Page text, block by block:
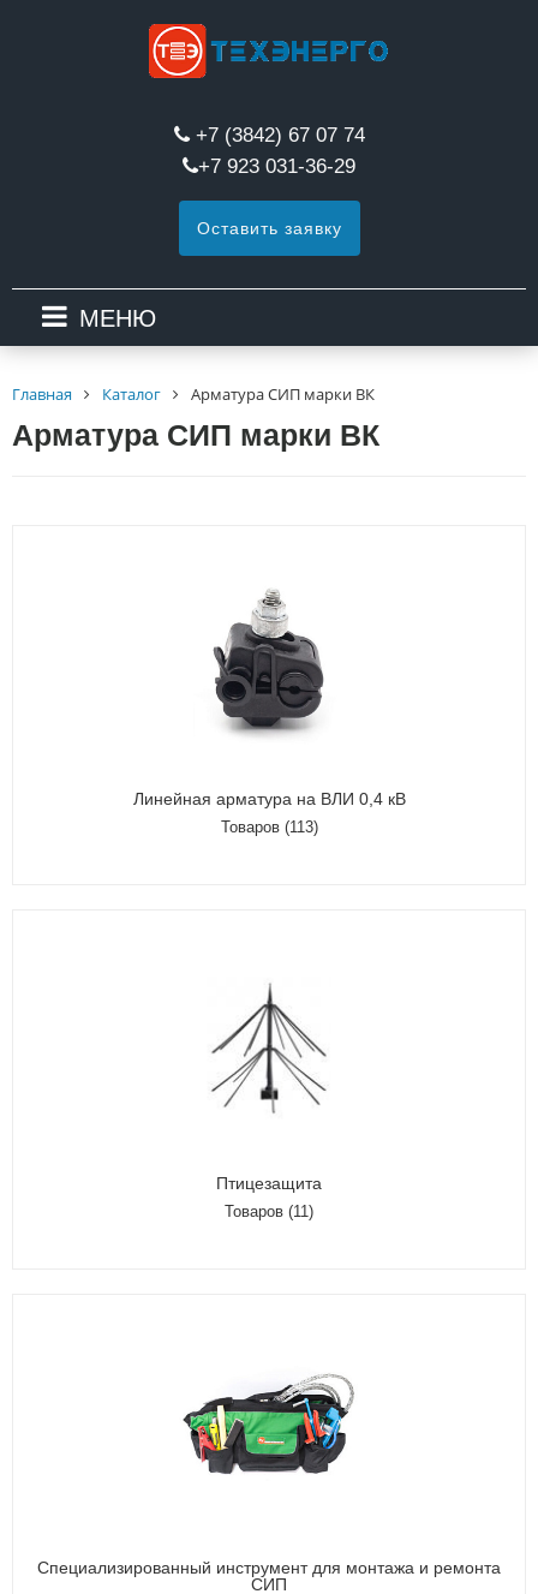
+7 (3842) 67 07 74
+7 923 031-36-29
Оставить заявку
МЕНЮ
Главная Каталог Арматура СИП марки ВК
Арматура СИП марки ВК
Линейная арматура на ВЛИ 0,4 кВ
Товаров (113)
Птицезащита
Товаров (11)
Специализированный инструмент для монтажа и ремонта
СИП